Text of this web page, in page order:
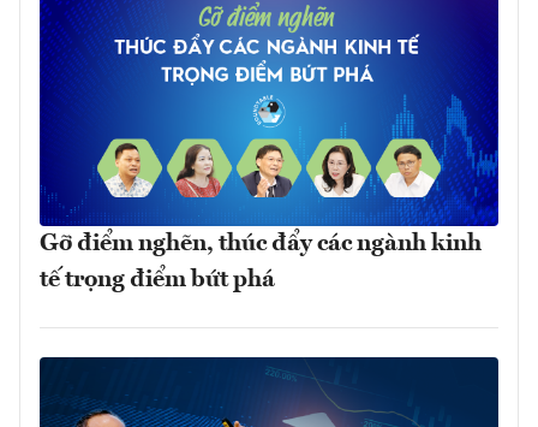
Gỡ điểm nghẽn, thúc đẩy các ngành kinh
tế trọng điểm bứt phá